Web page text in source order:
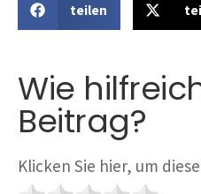
teilen
Wie
Beitrag?
Klicken Sie hier, um